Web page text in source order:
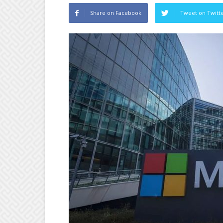
Share on Facebook Tweet on